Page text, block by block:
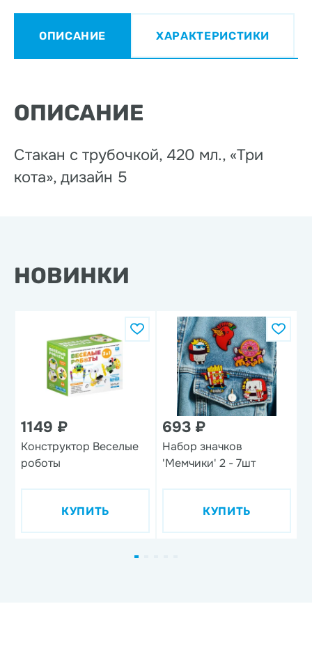
ОПИСАНИЕ ХАРАКТЕРИСТИКИ
ОПИСАНИЕ
Стакан с трубочкой, 420 мл., «Три
кота», дизайн 5
НОВИНКИ
1149 ₽
Конструктор Веселые
роботы
КУПИТЬ
693 ₽
Набор значков
'Мемчики' 2 - 7шт
КУПИТЬ